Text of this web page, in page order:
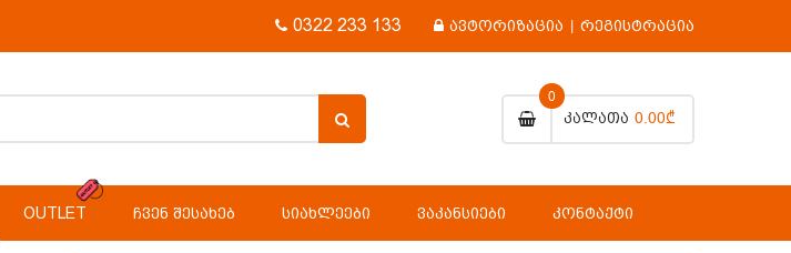
0322 233 133 ავტორიზაცია | რეგისტრაცია
Კალათა
0
0.00₾
OUTLET ᲩᲕᲔᲜ ᲨᲔᲡᲐᲮᲔᲑ ᲡᲘᲐᲮᲚᲔᲔᲑᲘ ᲕᲐᲙᲐᲜᲡᲘᲔᲑᲘ ᲙᲝᲜᲢᲐᲥᲢᲘ